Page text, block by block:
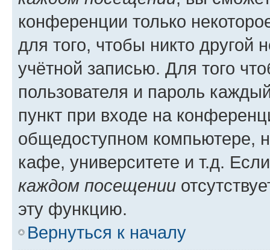
конференции только
для того, чтобы никто другой
учётной записью. Для того
пользователя и пароль
пункт при входе на
общедоступном компьютере,
кафе, университете и т.д.
каждом посещении
эту функцию.
Вернуться к началу